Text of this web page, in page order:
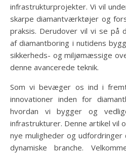
infrastrukturprojekter. Vi vil
skarpe diamantværktøjer og
praksis. Derudover vil vi se på
af diamantboring i nutidens
sikkerheds- og miljømæssige
denne avancerede teknik.
Som vi bevæger os ind i
innovationer inden for
hvordan vi bygger og
infrastrukturer. Denne artikel vil
nye muligheder og
dynamiske branche.